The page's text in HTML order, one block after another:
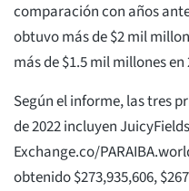
comparación con años
obtuvo más de $2 mil
más de $1.5 mil millones en
Según el informe, las tres
de 2022 incluyen
Exchange.co/
obtenido $273,935,606,